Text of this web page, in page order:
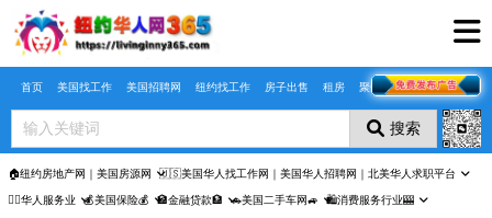
Skip to main content
首页 美国找工作 美国招聘网 纽约找工作 房子出售 租房 聚合页
搜索
🏠纽约房地产网｜美国房源网 🇺🇸美国华人找工作网｜美国华人招聘网｜北美华人求职平台
🤵‍♀️华人服务业 💰美国保险💰 🏦金融贷款🏦 🚗美国二手车网🚙 🛍️消费服务行业🎰